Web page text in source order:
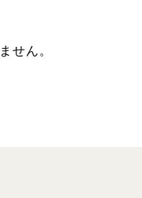
せん。